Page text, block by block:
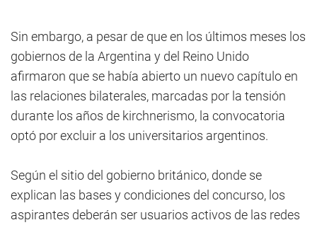
Sin embargo, a pesar de que en los últimos meses los
gobiernos de la Argentina y del Reino Unido
afirmaron que se había abierto un nuevo capítulo en
las relaciones bilaterales, marcadas por la tensión
durante los años de kirchnerismo, la convocatoria
optó por excluir a los universitarios argentinos.
Según el sitio del gobierno británico, donde se
explican las bases y condiciones del concurso, los
aspirantes deberán ser usuarios activos de las redes